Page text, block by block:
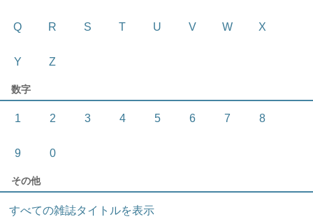
Q R S T U V W X
Y Z
数字
1 2 3 4 5 6 7 8
9 0
その他
すべての雑誌タイトルを表示